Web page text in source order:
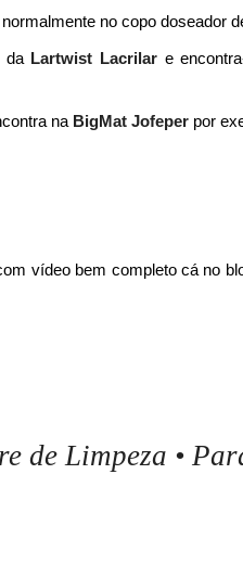
no copo doseador
da Lartwist Lacrilare
na BigMat Jofeperpor
vídeo bem completo cá no
de Limpeza •